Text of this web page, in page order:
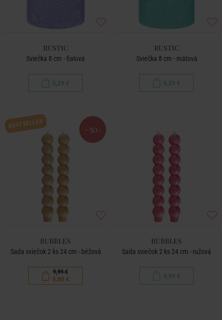
RUSTIC
Sviečka 8 cm - fialová
5,29 €
RUSTIC
Sviečka 8 cm - mätová
5,29 €
BESTSELLER -50 %
BUBBLES
Sada sviečok 2 ks 24 cm - béžová
9,99 €
5,00 €
BUBBLES
Sada sviečok 2 ks 24 cm - ružová
9,99 €